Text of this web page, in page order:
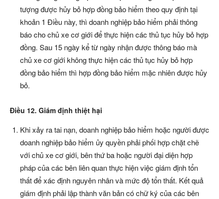
tượng được hủy bỏ hợp đồng bảo hiểm theo quy định tại
khoản 1 Điều này, thì doanh nghiệp bảo hiểm phải thông
báo cho chủ xe cơ giới để thực hiện các thủ tục hủy bỏ hợp
đồng. Sau 15 ngày kể từ ngày nhận được thông báo mà
chủ xe cơ giới không thực hiện các thủ tục hủy bỏ hợp
đồng bảo hiểm thì hợp đồng bảo hiểm mặc nhiên được hủy
bỏ.
Điều 12. Giám định thiệt hại
Khi xảy ra tai nạn, doanh nghiệp bảo hiểm hoặc người được
doanh nghiệp bảo hiểm ủy quyền phải phối hợp chặt chẽ
với chủ xe cơ giới, bên thứ ba hoặc người đại diện hợp
pháp của các bên liên quan thực hiện việc giám định tổn
thất để xác định nguyên nhân và mức độ tổn thất. Kết quả
giám định phải lập thành văn bản có chữ ký của các bên